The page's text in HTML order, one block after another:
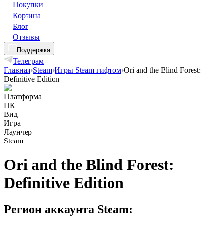
Покупки
Корзина
Блог
Отзывы
Поддержка
Телеграм
Главная›Steam›Игры Steam гифтом›Ori and the Blind Forest:
Definitive Edition
Платформа
ПК
Вид
Игра
Лаунчер
Steam
Ori and the Blind Forest:
Definitive Edition
Регион аккаунта Steam: